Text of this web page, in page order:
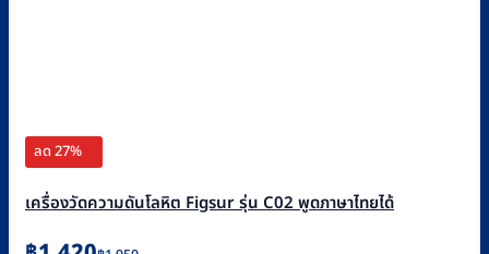
ลด 27%
เครื่องวัดความดันโลหิต Figsur รุ่น C02 พูดภาษาไทยได้